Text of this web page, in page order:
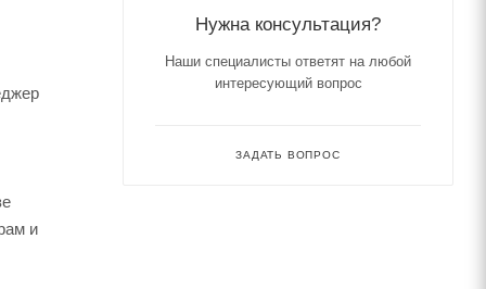
и
Нужна консультация?
Наши специалисты ответят на любой
интересующий вопрос
ЗАДАТЬ ВОПРОС